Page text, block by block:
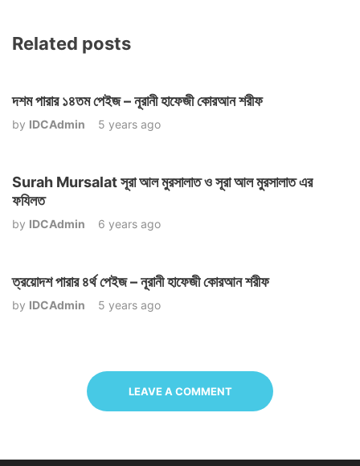
Related posts
দশম পারার ১৪তম পেইজ – নূরানী হাফেজী কোরআন শরীফ
by IDCAdmin 5 years ago
Surah Mursalat সূরা আল মুরসালাত ও সূরা আল মুরসালাত এর
ফযিলত
by IDCAdmin 6 years ago
ত্রয়োদশ পারার ৪র্থ পেইজ – নূরানী হাফেজী কোরআন শরীফ
by IDCAdmin 5 years ago
LEAVE A COMMENT